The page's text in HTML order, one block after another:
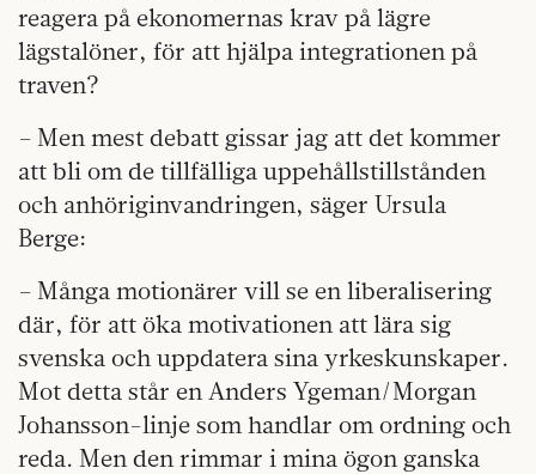
reagera på ekonomernas krav på lägre
lägstalöner, för att hjälpa integrationen på
traven?
– Men mest debatt gissar jag att det kommer
att bli om de tillfälliga uppehållstillstånden
och anhöriginvandringen, säger Ursula
Berge:
– Många motionärer vill se en liberalisering
där, för att öka motivationen att lära sig
svenska och uppdatera sina yrkeskunskaper.
Mot detta står en Anders Ygeman/Morgan
Johansson-linje som handlar om ordning och
reda. Men den rimmar i mina ögon ganska